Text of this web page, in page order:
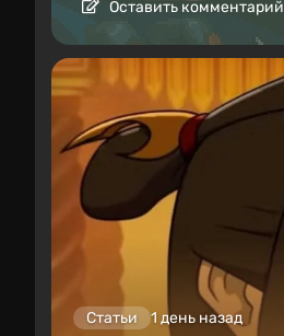
Оставить комментарий
Статьи 1 день назад